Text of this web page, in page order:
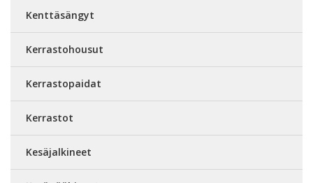
Kenttäsängyt
Kerrastohousut
Kerrastopaidat
Kerrastot
Kesäjalkineet